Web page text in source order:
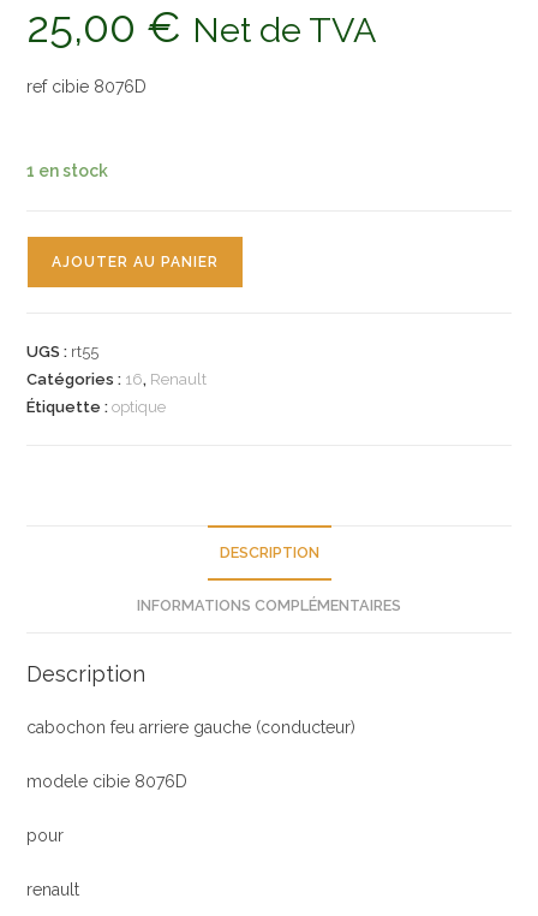
25,00 € Net de TVA
ref cibie 8076D
1 en stock
arg
AJOUTER AU PANIER
UGS : rt55
Catégories : 16, Renault
Étiquette :optique
DESCRIPTION
INFORMATIONS COMPLÉMENTAIRES
Description
cabochon feu arriere gauche (conducteur)
modele cibie 8076D
pour
renault